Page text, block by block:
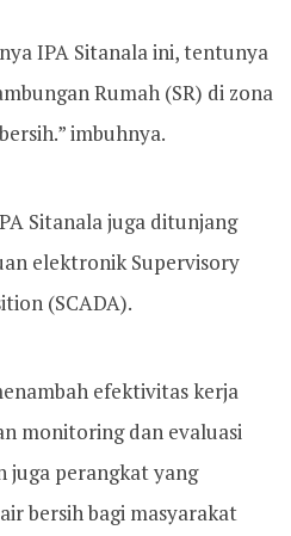
IPA Sitanala ini, tentunya
Rumah (SR) di zona
imbuhnya.
Sitanala juga ditunjang
elektronik Supervisory
(SCADA).
efektivitas kerja
monitoring dan evaluasi
juga perangkat yang
bersih bagi masyarakat